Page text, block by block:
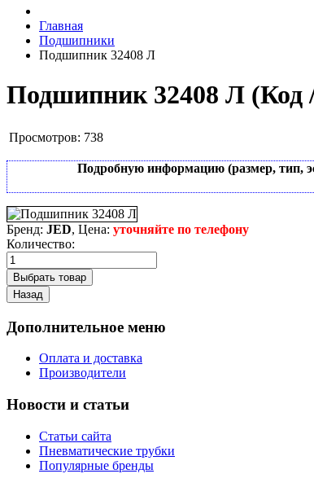
Фрязино, Антал+, плюс, Свердловский,
техника, сварочные аппараты, NIS, NSK, JED,
NTN, SKF, купить, заказать
Главная
Подшипники
Подшипник 32408 Л
Подшипник 32408 Л (Код
Просмотров: 738
Подробную информацию (размер, тип,
Бренд: JED, Цена: уточняйте по телефону
Количество:
Дополнительное меню
Оплата и доставка
Производители
Новости и статьи
Статьи сайта
Пневматические трубки
Популярные бренды